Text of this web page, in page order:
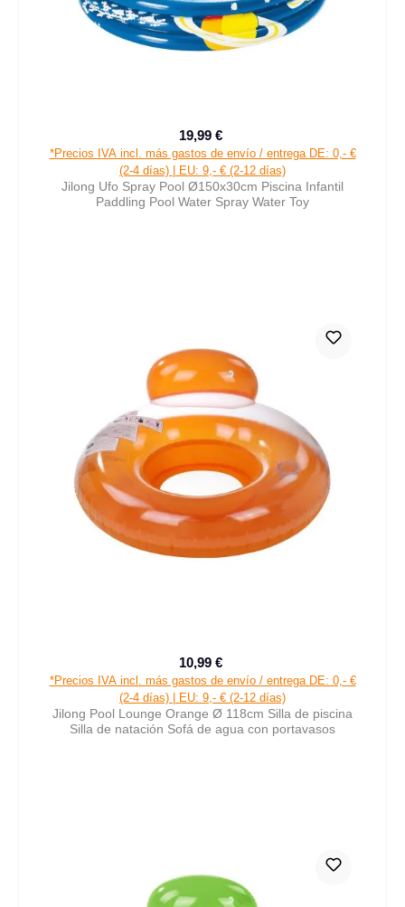
Precio de venta:
19,99 €
*Precios IVA incl. más gastos de envío / entrega DE: 0,- €
(2-4 días) | EU: 9,- € (2-12 días)
Jilong Ufo Spray Pool Ø150x30cm Piscina Infantil
Paddling Pool Water Spray Water Toy
Precio de venta:
10,99 €
*Precios IVA incl. más gastos de envío / entrega DE: 0,- €
(2-4 días) | EU: 9,- € (2-12 días)
Jilong Pool Lounge Orange Ø 118cm Silla de piscina
Silla de natación Sofá de agua con portavasos